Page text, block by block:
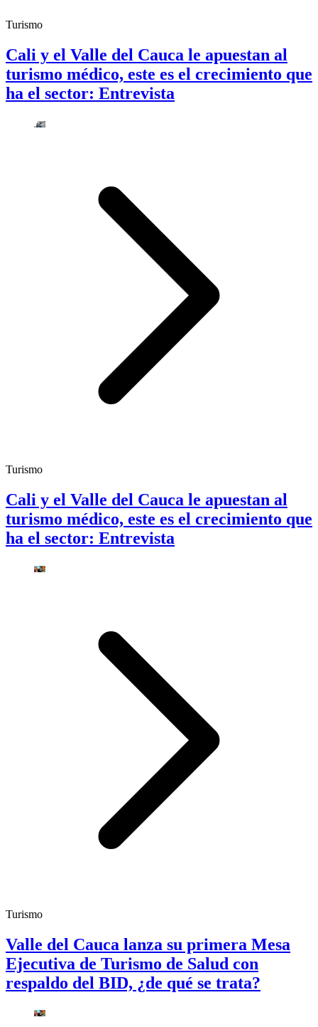
Turismo
Cali y el Valle del Cauca le apuestan al
turismo médico, este es el crecimiento que
ha el sector: Entrevista
Turismo
Cali y el Valle del Cauca le apuestan al
turismo médico, este es el crecimiento que
ha el sector: Entrevista
Turismo
Valle del Cauca lanza su primera Mesa
Ejecutiva de Turismo de Salud con
respaldo del BID, ¿de qué se trata?